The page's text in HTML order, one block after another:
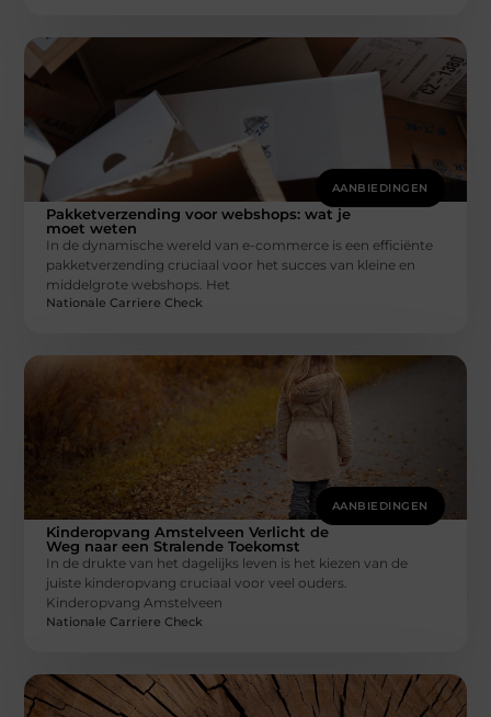
AANBIEDINGEN
Pakketverzending voor webshops: wat je
moet weten
In de dynamische wereld van e-commerce is een efficiënte
pakketverzending cruciaal voor het succes van kleine en
middelgrote webshops. Het
Nationale Carriere Check
AANBIEDINGEN
Kinderopvang Amstelveen Verlicht de
Weg naar een Stralende Toekomst
In de drukte van het dagelijks leven is het kiezen van de
juiste kinderopvang cruciaal voor veel ouders.
Kinderopvang Amstelveen
Nationale Carriere Check